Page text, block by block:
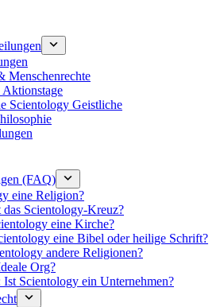
Menschenrechte
Scientology Geistliche
(FAQ)
eine Religion?
das Scientology-Kreuz?
eine Kirche?
eine Bibel oder heilige Schrift?
andere Religionen?
Org?
Ist Scientology ein Unternehmen?